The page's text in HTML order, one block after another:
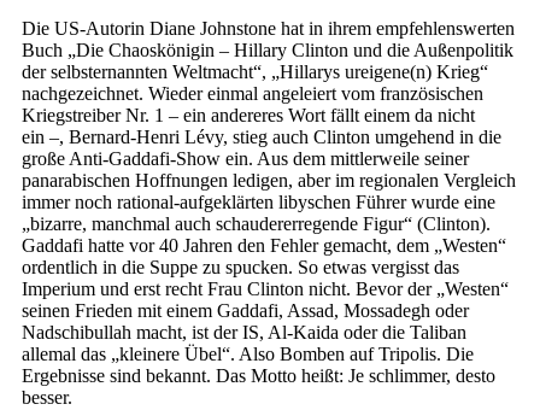
Die US-Autorin Diane Johnstone hat in ihrem empfehlenswerten
Buch „Die Chaoskönigin – Hillary Clinton und die Außenpolitik
der selbsternannten Weltmacht“, „Hillarys ureigene(n) Krieg“
nachgezeichnet. Wieder einmal angeleiert vom französischen
Kriegstreiber Nr. 1 – ein andereres Wort fällt einem da nicht
ein –, Bernard-Henri Lévy, stieg auch Clinton umgehend in die
große Anti-Gaddafi-Show ein. Aus dem mittlerweile seiner
panarabischen Hoffnungen ledigen, aber im regionalen Vergleich
immer noch rational-aufgeklärten libyschen Führer wurde eine
„bizarre, manchmal auch schaudererregende Figur“ (Clinton).
Gaddafi hatte vor 40 Jahren den Fehler gemacht, dem „Westen“
ordentlich in die Suppe zu spucken. So etwas vergisst das
Imperium und erst recht Frau Clinton nicht. Bevor der „Westen“
seinen Frieden mit einem Gaddafi, Assad, Mossadegh oder
Nadschibullah macht, ist der IS, Al-Kaida oder die Taliban
allemal das „kleinere Übel“. Also Bomben auf Tripolis. Die
Ergebnisse sind bekannt. Das Motto heißt: Je schlimmer, desto
besser.